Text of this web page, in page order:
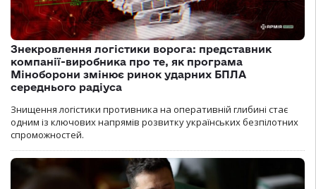
Знекровлення логістики ворога: представник
компанії-виробника про те, як програма
Міноборони змінює ринок ударних БПЛА
середнього радіуса
Знищення логістики противника на оперативній глибині стає
одним із ключових напрямів розвитку українських безпілотних
спроможностей.